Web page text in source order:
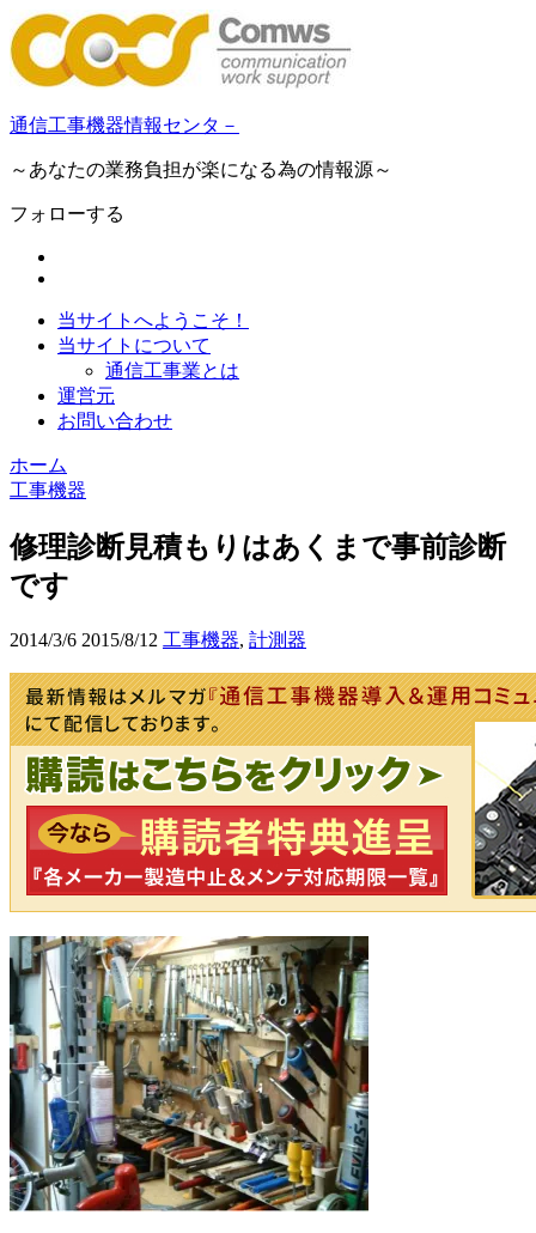
通信工事機器情報センタ－
～あなたの業務負担が楽になる為の情報源～
フォローする
当サイトへようこそ！
当サイトについて
通信工事業とは
運営元
お問い合わせ
ホーム
工事機器
修理診断見積もりはあくまで事前診断
です
2014/3/6 2015/8/12 工事機器, 計測器